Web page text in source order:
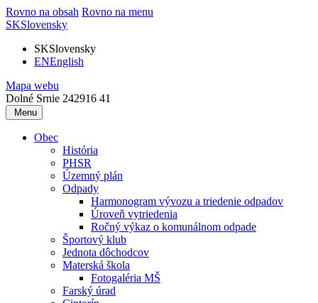
Rovno na obsah Rovno na menu
SKSlovensky
SKSlovensky
ENEnglish
Mapa webu
Dolné Srnie 242916 41
Menu
Obec
História
PHSR
Územný plán
Odpady
Harmonogram vývozu a triedenie odpadov
Úroveň vytriedenia
Ročný výkaz o komunálnom odpade
Športový klub
Jednota dôchodcov
Materská škola
Fotogaléria MŠ
Farský úrad